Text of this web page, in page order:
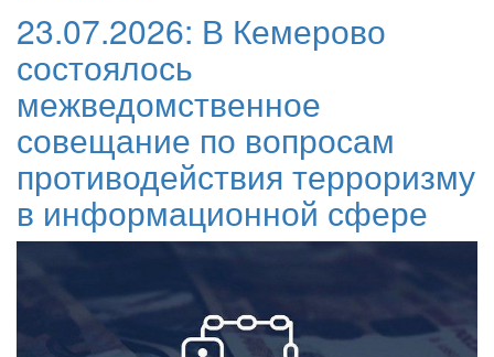
23.07.2026: В Кемерово
состоялось
межведомственное
совещание по вопросам
противодействия терроризму
в информационной сфере